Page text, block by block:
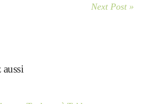
Next Post »
aussi